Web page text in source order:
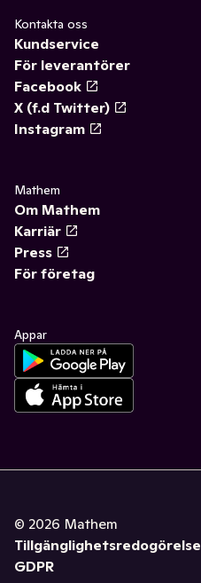
Kontakta oss
Kundservice
För leverantörer
Facebook
X (f.d Twitter)
Instagram
Mathem
Om Mathem
Karriär
Press
För företag
Appar
© 2026 Mathem
Tillgänglighetsredogörelse
GDPR